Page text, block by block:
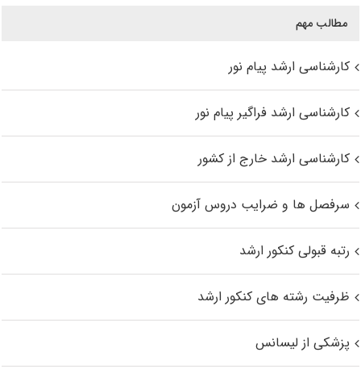
مطالب مهم
کارشناسی ارشد پیام نور
کارشناسی ارشد فراگیر پیام نور
کارشناسی ارشد خارج از کشور
سرفصل ها و ضرایب دروس آزمون
رتبه قبولی کنکور ارشد
ظرفیت رشته های کنکور ارشد
پزشکی از لیسانس